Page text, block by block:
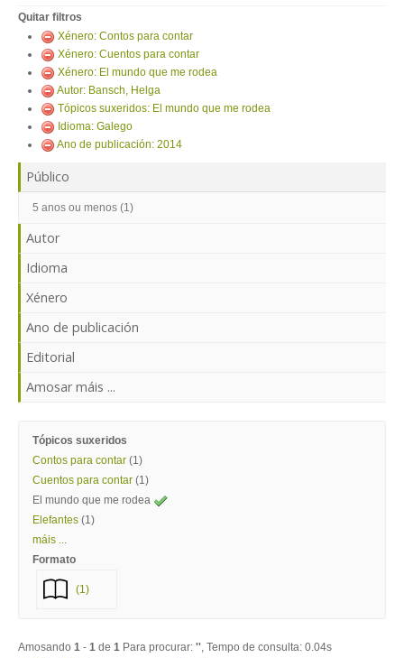
Quitar filtros
Xénero: Contos para contar
Xénero: Cuentos para contar
Xénero: El mundo que me rodea
Autor: Bansch, Helga
Tópicos suxeridos: El mundo que me rodea
Idioma: Galego
Ano de publicación: 2014
Público
5 anos ou menos (1)
Autor
Idioma
Xénero
Ano de publicación
Editorial
Amosar máis ...
Tópicos suxeridos
Contos para contar (1)
Cuentos para contar (1)
El mundo que me rodea
Elefantes (1)
máis ...
Formato
(1)
Amosando 1 - 1 de 1 Para procurar: '', Tempo de consulta: 0.04s